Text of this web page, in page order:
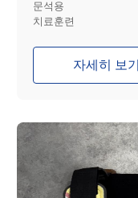
문석용
치료훈련
자세히 보기